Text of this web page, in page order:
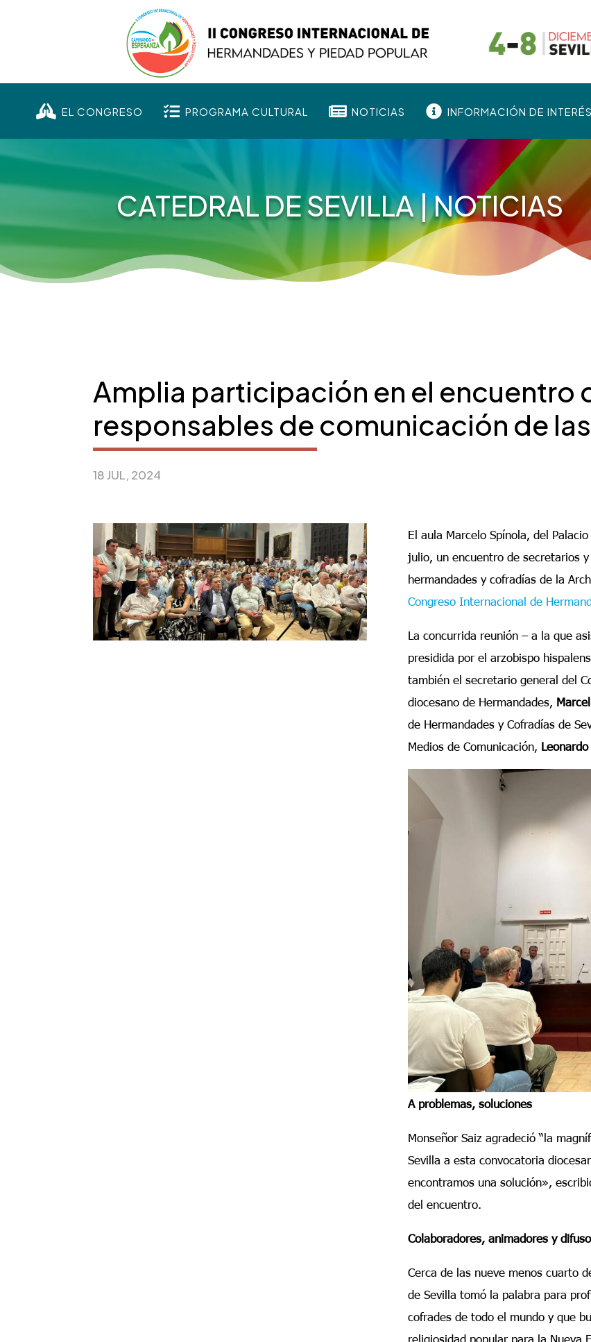
 EL CONGRESO  PROGRAMA CULTURAL  NOTICIAS  INFORMACIÓN DE INTERÉS
CATEDRAL DE SEVILLA|NOTICIAS
Amplia participación en el encuentro
responsables de comunicación de
18 JUL, 2024
El aula Marcelo Spínola, del
julio, un encuentro de secretarios
hermandades y cofradías de la
Congreso Internacional de
La concurrida reunión – a la que
presidida por el arzobispo
también el secretario general del
diocesano de Hermandades,
de Hermandades y Cofradías de
Medios de Comunicación,
A problemas, soluciones
Monseñor Saiz agradeció “la
Sevilla a esta convocatoria
encontramos una solución»,
del encuentro.
Colaboradores, animadores y
Cerca de las nueve menos cuarto
de Sevilla tomó la palabra para
cofrades de todo el mundo y que
religiosidad popular para la Nueva